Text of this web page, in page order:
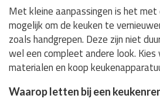
Met kleine aanpassingen is het
mogelijk om de keuken te
zoals handgrepen. Deze zijn niet
wel een compleet andere look. Kies
materialen en koop
Waarop letten bij een